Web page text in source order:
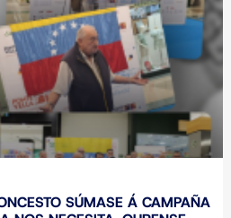
SÚMASE Á CAMPAÑA